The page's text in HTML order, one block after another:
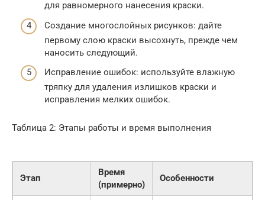
для равномерного нанесения краски.
Создание многослойных рисунков: дайте
первому слою краски высохнуть, прежде чем
наносить следующий.
Исправление ошибок: используйте влажную
тряпку для удаления излишков краски и
исправления мелких ошибок.
Таблица 2: Этапы работы и время выполнения
Этап
Время
(примерно)
Особенности